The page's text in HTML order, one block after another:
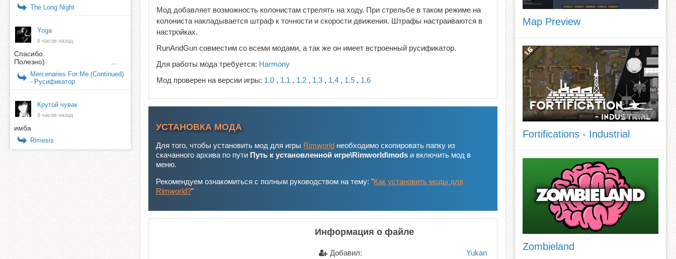
Мод добавляет возможность колонистам стрелять на ходу. При стрельбе в таком режиме на
колониста накладывается штраф к точности и скорости движения. Штрафы настраиваются в
настройках.
RunAndGun совместим со всеми модами, а так же он имеет встроенный русификатор.
Для работы мода требуется: Harmony
Мод проверен на версии игры: 1.0 , 1.1 , 1.2 , 1.3 , 1.4 , 1.5 , 1.6
УСТАНОВКА МОДА
Для того, чтобы установить мод для игры Rimworld необходимо скопировать папку из
скачанного архива по пути Путь к установленной игре\Rimworld\mods и включить мод в
меню.
Рекомендуем ознакомиться с полным руководством на тему: "Как установить моды для
Rimworld?"
Информация о файле
Добавил:
Yukan
The Long Night
Yoga
8 часов назад
Спасибо.
Полезно) ...
Mercenaries For Me (Continued)
- Русификатор
Крутой чувак
9 часов назад
имба
Rimesis
Map Preview
Fortifications - Industrial
Zombieland